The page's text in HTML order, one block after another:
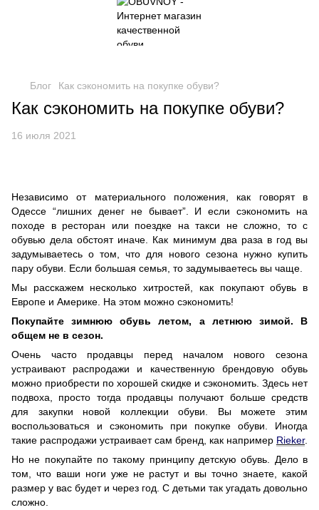
Блог Как сэкономить на покупке обуви?
Как сэкономить на покупке обуви?
16 июля 2021
Независимо от материального положения, как говорят в
Одессе “лишних денег не бывает”. И если сэкономить на
походе в ресторан или поездке на такси не сложно, то с
обувью дела обстоят иначе. Как минимум два раза в год вы
задумываетесь о том, что для нового сезона нужно купить
пару обуви. Если большая семья, то задумываетесь вы чаще.
Мы расскажем несколько хитростей, как покупают обувь в
Европе и Америке. На этом можно сэкономить!
Покупайте зимнюю обувь летом, а летнюю зимой. В
общем не в сезон.
Очень часто продавцы перед началом нового сезона
устраивают распродажи и качественную брендовую обувь
можно приобрести по хорошей скидке и сэкономить. Здесь нет
подвоха, просто тогда продавцы получают больше средств
для закупки новой коллекции обуви. Вы можете этим
воспользоваться и сэкономить при покупке обуви. Иногда
такие распродажи устраивает сам бренд, как например Rieker.
Но не покупайте по такому принципу детскую обувь. Дело в
том, что ваши ноги уже не растут и вы точно знаете, какой
размер у вас будет и через год. С детьми так угадать довольно
сложно.